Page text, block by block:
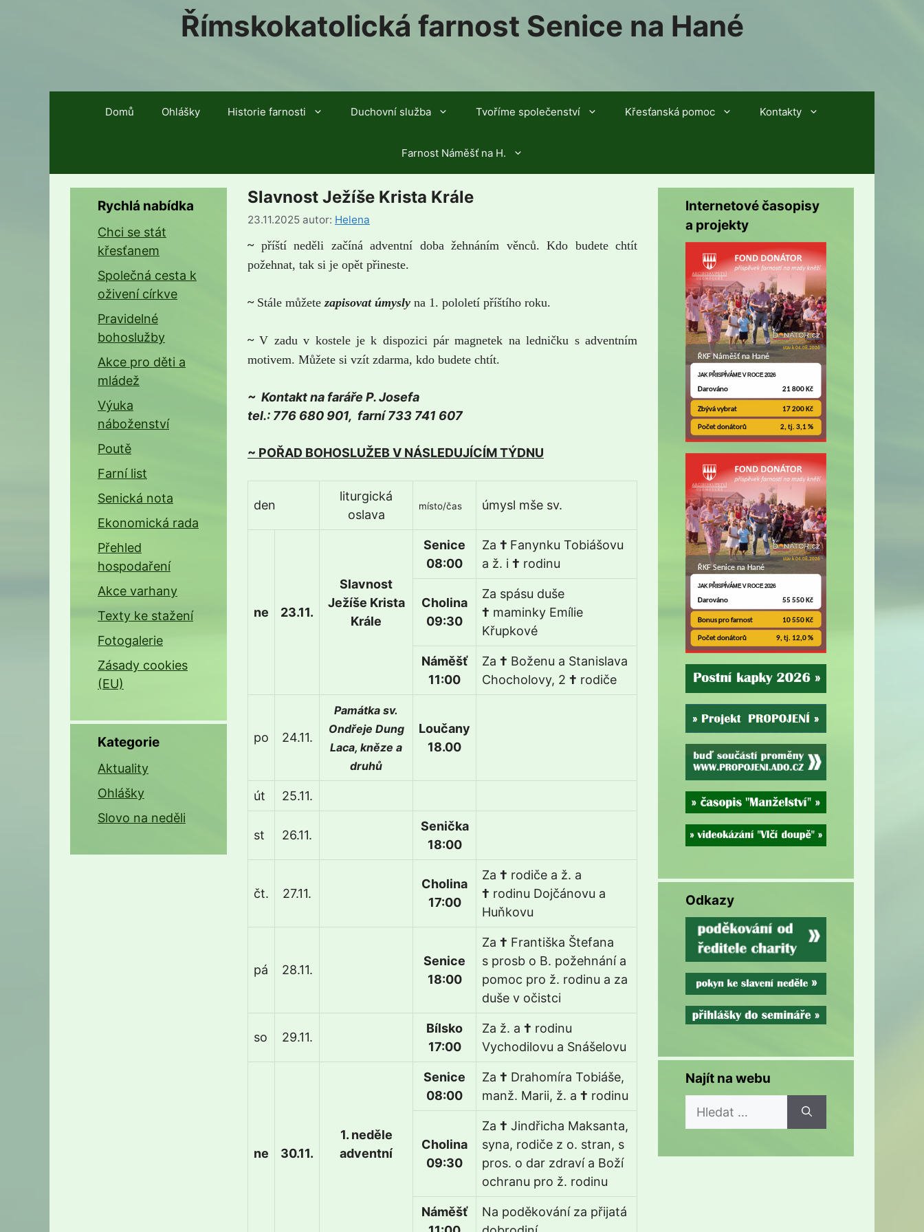
Římskokatolická farnost Senice na Hané
Domů Ohlášky Historie farnosti Duchovní služba Tvoříme společenství Křesťanská pomoc Kontakty
Farnost Náměšť na H.
Slavnost Ježíše Krista Krále
23.11.2025 autor: Helena
~ příští neděli začíná adventní doba žehnáním věnců. Kdo budete chtít
požehnat, tak si je opět přineste.
~ Stále můžetezapisovat úmysly na 1. pololetí příštího roku.
~V zadu v kostele je k dispozici pár magnetek na ledničku s adventním
motivem. Můžete si vzít zdarma, kdo budete chtít.
~ Kontakt na faráře P. Josefa
tel.: 776 680 901, farní 733 741 607
~ POŘAD BOHOSLUŽEB V NÁSLEDUJÍCÍM TÝDNU
den
liturgická
oslava
místo/čas úmysl mše sv.
ne 23.11.
Slavnost
Ježíše Krista
Krále
Senice
08:00
Za † Fanynku Tobiášovu
a ž. i † rodinu
Cholina
09:30
Za spásu duše
† maminky Emílie
Křupkové
Náměšť
11:00
Za † Boženu a Stanislava
Chocholovy, 2 † rodiče
po 24.11.
Památka sv.
Ondřeje Dung
Laca, kněze a
druhů
Loučany
18.00
út 25.11.
st 26.11.
Senička
18:00
čt. 27.11.
Cholina
17:00
Za † rodiče a ž. a
† rodinu Dojčánovu a
Huňkovu
pá 28.11.
Senice
18:00
Za † Františka Štefana
s prosb o B. požehnání a
pomoc pro ž. rodinu a za
duše v očistci
so 29.11.
Bílsko
17:00
Za ž. a † rodinu
Vychodilovu a Snášelovu
ne 30.11.
1. neděle
adventní
Senice
08:00
Za † Drahomíra Tobiáše,
manž. Marii, ž. a † rodinu
Cholina
09:30
Za † Jindřicha Maksanta,
syna, rodiče z o. stran, s
pros. o dar zdraví a Boží
ochranu pro ž. rodinu
Náměšť
Na poděkování za přijatá
Rychlá nabídka
Chci se stát
křesťanem
Společná cesta k
oživení církve
Pravidelné
bohoslužby
Akce pro děti a
mládež
Výuka
náboženství
Poutě
Farní list
Senická nota
Ekonomická rada
Přehled
hospodaření
Akce varhany
Texty ke stažení
Fotogalerie
Zásady cookies
(EU)
Kategorie
Aktuality
Ohlášky
Slovo na neděli
Internetové časopisy
a projekty
Odkazy
Najít na webu